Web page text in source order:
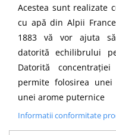
Acestea sunt realizate
cu apă din Alpii
1883 vă vor ajuta
datorită echilibrului
Datorită
permite folosirea
unei arome puternice
Informatii conformitate